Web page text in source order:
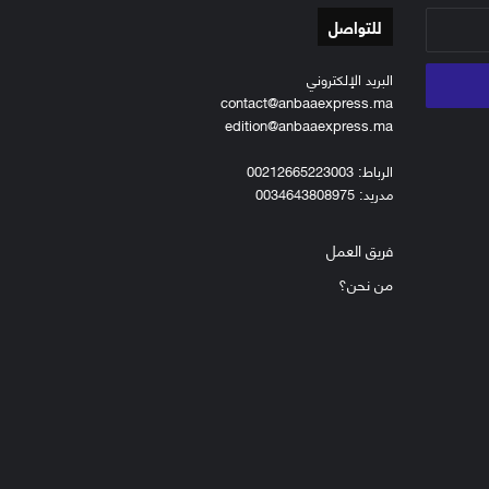
للتواصل
البريد الإلكتروني
contact@anbaaexpress.ma
edition@anbaaexpress.ma
الرباط: 00212665223003
مدريد: 0034643808975
فريق العمل
من نحن؟